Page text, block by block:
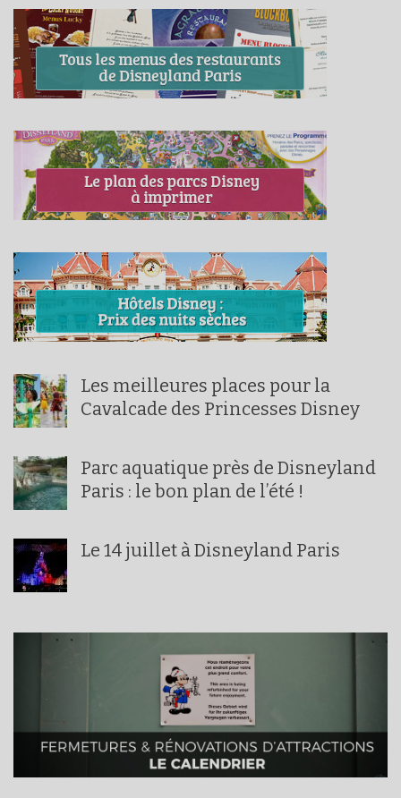
Les meilleures places pour la
Cavalcade des Princesses Disney
Parc aquatique près de Disneyland
Paris : le bon plan de l’été !
Le 14 juillet à Disneyland Paris